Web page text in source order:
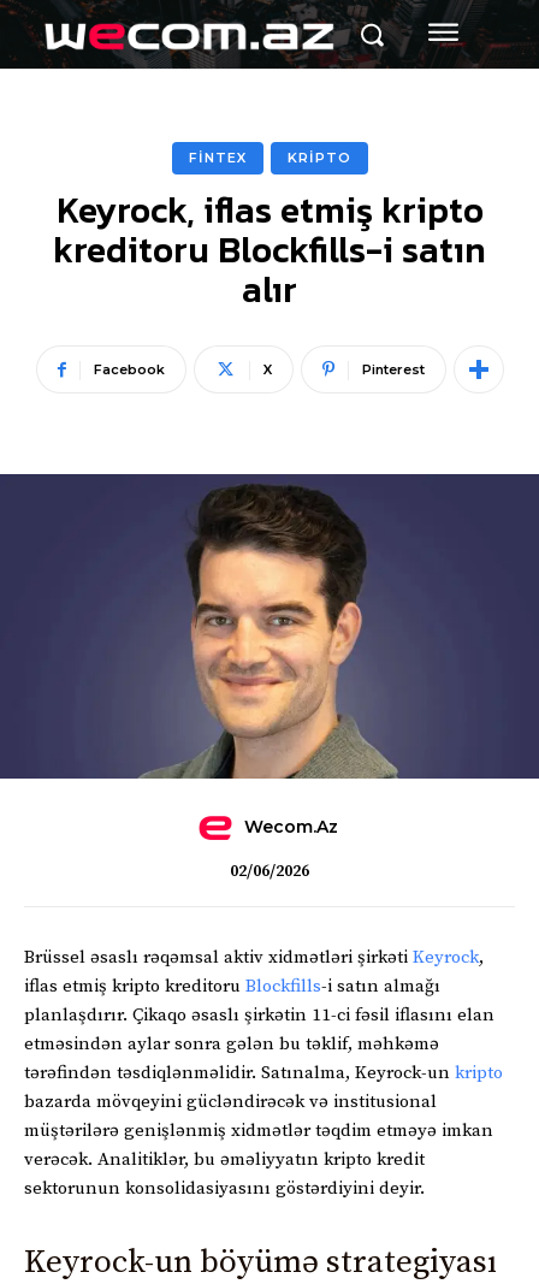
FİNTEX KRİPTO
Keyrock, iflas etmiş kripto
kreditoru Blockfills-i satın
alır
Facebook X Pinterest
Wecom.az
02/06/2026
Brüssel əsaslı rəqəmsal aktiv xidmətləri şirkəti Keyrock,
iflas etmiş kripto kreditoru Blockfills-i satın almağı
planlaşdırır. Çikaqo əsaslı şirkətin 11-ci fəsil iflasını elan
etməsindən aylar sonra gələn bu təklif, məhkəmə
tərəfindən təsdiqlənməlidir. Satınalma, Keyrock-un kripto
bazarda mövqeyini gücləndirəcək və institusional
müştərilərə genişlənmiş xidmətlər təqdim etməyə imkan
verəcək. Analitiklər, bu əməliyyatın kripto kredit
sektorunun konsolidasiyasını göstərdiyini deyir.
Keyrock-un böyümə strategiyası